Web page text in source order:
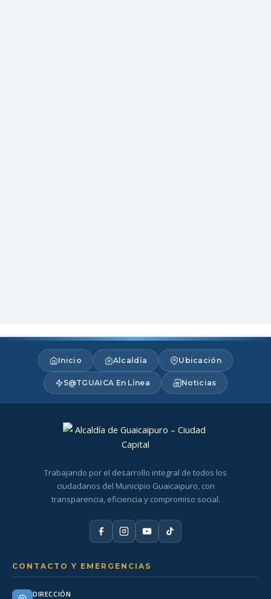
Inicio Alcaldía Ubicación
S@TGUAICA En Línea Noticias
Trabajando por el desarrollo integral de todos los
ciudadanos del Municipio Guaicaipuro, con
transparencia, eficiencia y compromiso social.
CONTACTO Y EMERGENCIAS
DIRECCIÓN